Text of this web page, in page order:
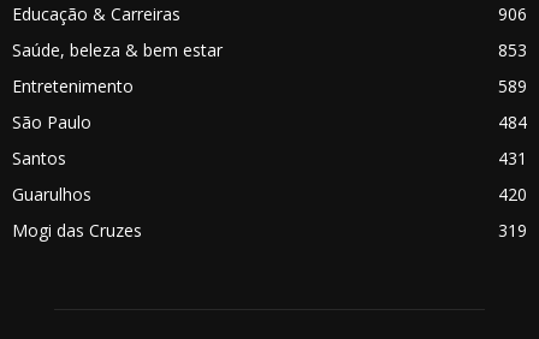
Educação & Carreiras
906
Saúde, beleza & bem estar
853
Entretenimento
589
São Paulo
484
Santos
431
Guarulhos
420
Mogi das Cruzes
319